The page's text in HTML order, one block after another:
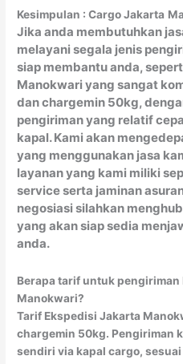
Kesimpulan : Cargo Jakarta
Jika anda membutuhkan
melayani segala jenis
siap membantu anda,
Manokwari yang sangat
dan chargemin 50kg,
pengiriman yang relatif
kapal. Kami akan
yang menggunakan jasa
layanan yang kami miliki
service serta jaminan
negosiasi silahkan
yang akan siap sedia
anda.
Berapa tarif untuk pengiriman
Manokwari?
Tarif Ekspedisi Jakarta
chargemin 50kg. Pengiriman
sendiri via kapal cargo,